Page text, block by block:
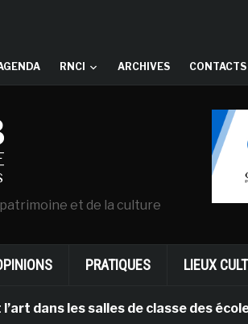
RNCI ARCHIVES CONTACTS
et de la culture
PRATIQUES LIEUX
les salles de classe des écoles